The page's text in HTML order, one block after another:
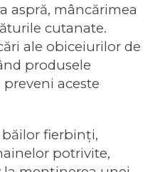
aspră, mâncărimea
cutanate.
ale obiceiurilor de
produsele
aceste
băilor fierbinți,
potrivite,